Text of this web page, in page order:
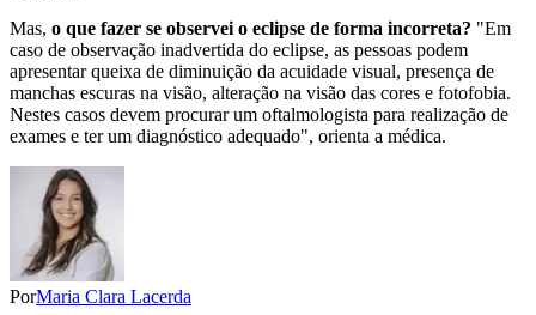
Mas, o que fazer se observei o eclipse de forma incorreta? "Em
caso de observação inadvertida do eclipse, as pessoas podem
apresentar queixa de diminuição da acuidade visual, presença de
manchas escuras na visão, alteração na visão das cores e fotofobia.
Nestes casos devem procurar um oftalmologista para realização de
exames e ter um diagnóstico adequado", orienta a médica.
PorMaria Clara Lacerda